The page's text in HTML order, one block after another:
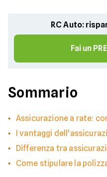
RC Auto:
Fai un
Sommario
Assicurazione a rate:
I vantaggi
Differenza tra
Come stipulare la